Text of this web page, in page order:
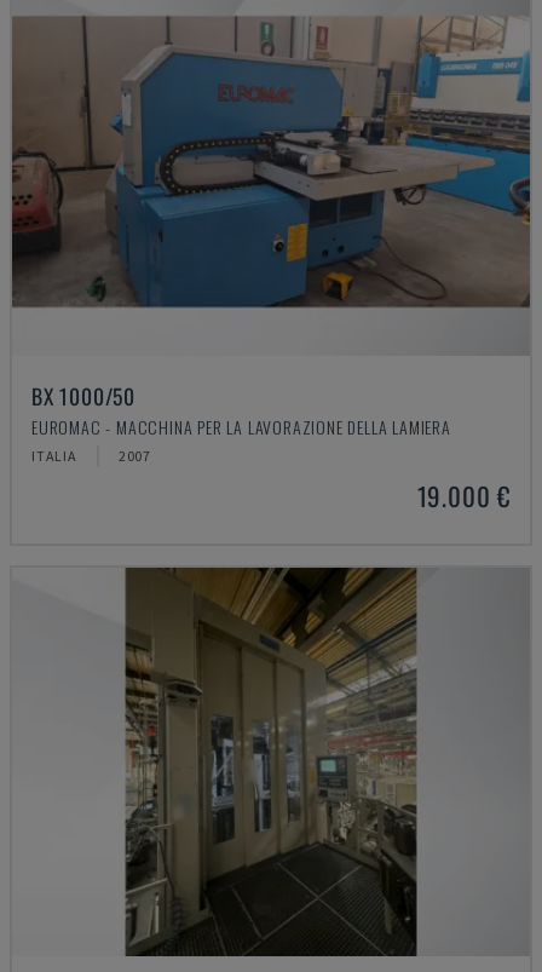
BX 1000/50
EUROMAC - MACCHINA PER LA LAVORAZIONE DELLA LAMIERA
ITALIA 2007
19.000 €